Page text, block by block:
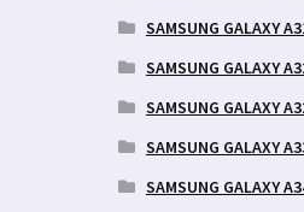
SAMSUNG GALAXY
SAMSUNG GALAXY
SAMSUNG GALAXY
SAMSUNG GALAXY
SAMSUNG GALAXY